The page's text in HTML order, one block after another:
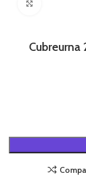
Cubreurna